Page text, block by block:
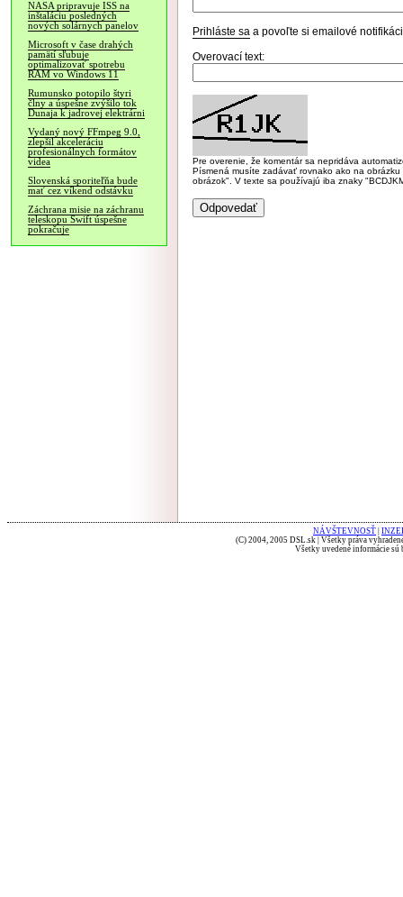
NASA pripravuje ISS na
inštaláciu posledných
nových solárnych panelov
Microsoft v čase drahých
pamätí sľubuje
optimalizovať spotrebu
RAM vo Windows 11
Rumunsko potopilo štyri
člny a úspešne zvýšilo tok
Dunaja k jadrovej elektrárni
Vydaný nový FFmpeg 9.0,
zlepšil akceleráciu
profesionálnych formátov
videa
Slovenská sporiteľňa bude
mať cez víkend odstávku
Záchrana misie na záchranu
teleskopu Swift úspešne
pokračuje
Prihláste sa a povoľte si emailové
Overovací text:
Pre overenie, že komentár sa nepridáva
Písmená musíte zadávať rovnako ako na
obrázok". V texte sa používajú iba znaky
NÁVŠTEVNOSŤ
(C) 2004, 2005 DSL.sk | Všetky práva
Všetky uvedené informácie sú